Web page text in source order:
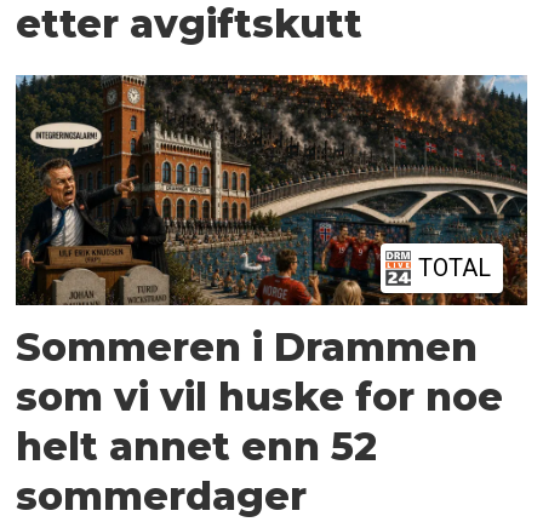
etter avgiftskutt
TOTAL
Sommeren i Drammen
som vi vil huske for noe
helt annet enn 52
sommerdager